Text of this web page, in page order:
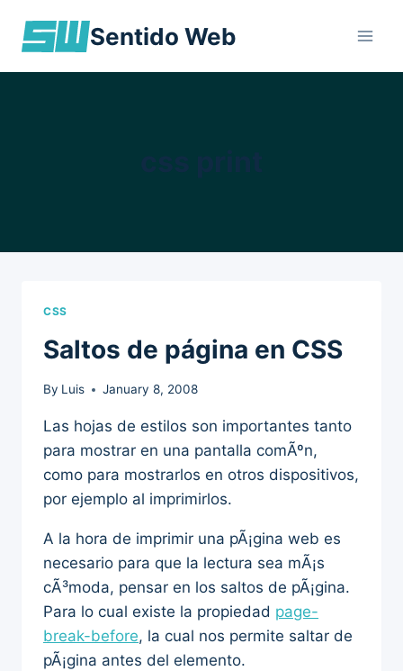
Sentido Web
CSS
Saltos de página en CSS
By Luis January 8, 2008
Las hojas de estilos son importantes tanto
para mostrar en una pantalla comÃºn,
como para mostrarlos en otros dispositivos,
por ejemplo al imprimirlos.
A la hora de imprimir una pÃ¡gina web es
necesario para que la lectura sea mÃ¡s
cÃ³moda, pensar en los saltos de pÃ¡gina.
Para lo cual existe la propiedad page-
break-before, la cual nos permite saltar de
pÃ¡gina antes del elemento.